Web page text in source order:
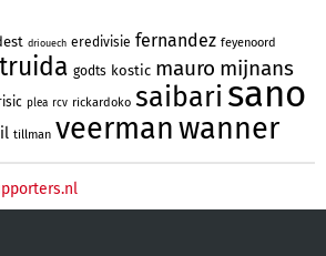
driouech eredivisie fernandez feyenoord
godts kostic mauro mijnans
plea rcv rickardoko saibari sano
tillman veermanwanner